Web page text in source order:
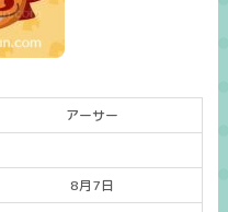
アーサー
8月7日